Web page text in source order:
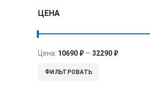
ЦЕНА
ФИЛЬТРОВАТЬ
Цена: 10690 ₽ — 32290 ₽